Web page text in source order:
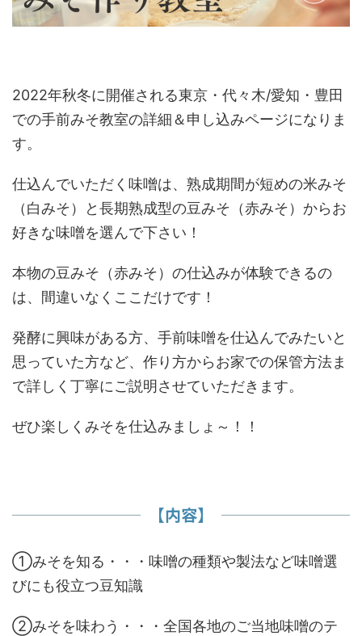
2022年秋冬に開催される東京・代々木/愛知・豊田
での手前みそ教室の詳細＆申し込みページになりま
す。
仕込んでいただく味噌は、熟成期間が短めの米みそ
（白みそ）と長期熟成型の豆みそ（赤みそ）からお
好きな味噌を選んで下さい！
本物の豆みそ（赤みそ）の仕込みが体験できるの
は、間違いなくここだけです！
発酵に興味がある方、手前味噌を仕込んでみたいと
思っていた方など、作り方からお家での保管方法ま
で詳しく丁寧にご説明させていただきます。
ぜひ楽しくみそを仕込みましょ～！！
【内容】
①みそを知る・・・味噌の種類や製法など味噌選
びにも役立つ豆知識
②みそを味わう・・・全国各地のご当地味噌のテ